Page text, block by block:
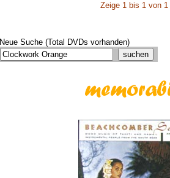
Zeige 1 bis 1 von 1
Neue Suche (Total DVDs vorhanden)